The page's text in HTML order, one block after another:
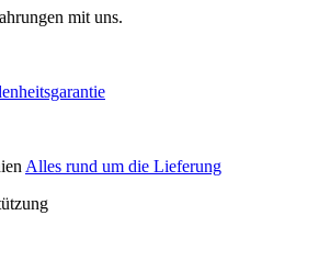
mit uns.
Alles rund um die Lieferung